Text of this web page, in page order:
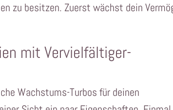
zu besitzen. Zuerst wächst dein
mit Vervielfältiger-
Wachstums-Turbos für deinen